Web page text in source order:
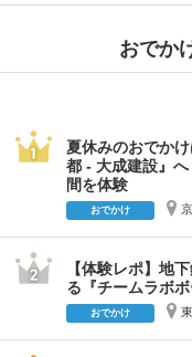
おでか
夏休みのおでか
都 - 大成建設』
間を体験
おでかけ
【体験レポ】地
る『チームラボ
おでかけ